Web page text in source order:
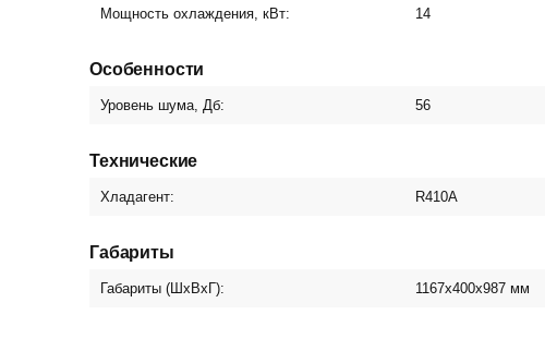
Мощность охлаждения, кВт: 14
Особенности
Уровень шума, Дб: 56
Технические
Хладагент: R410A
Габариты
Габариты (ШхВхГ): 1167x400x987 мм